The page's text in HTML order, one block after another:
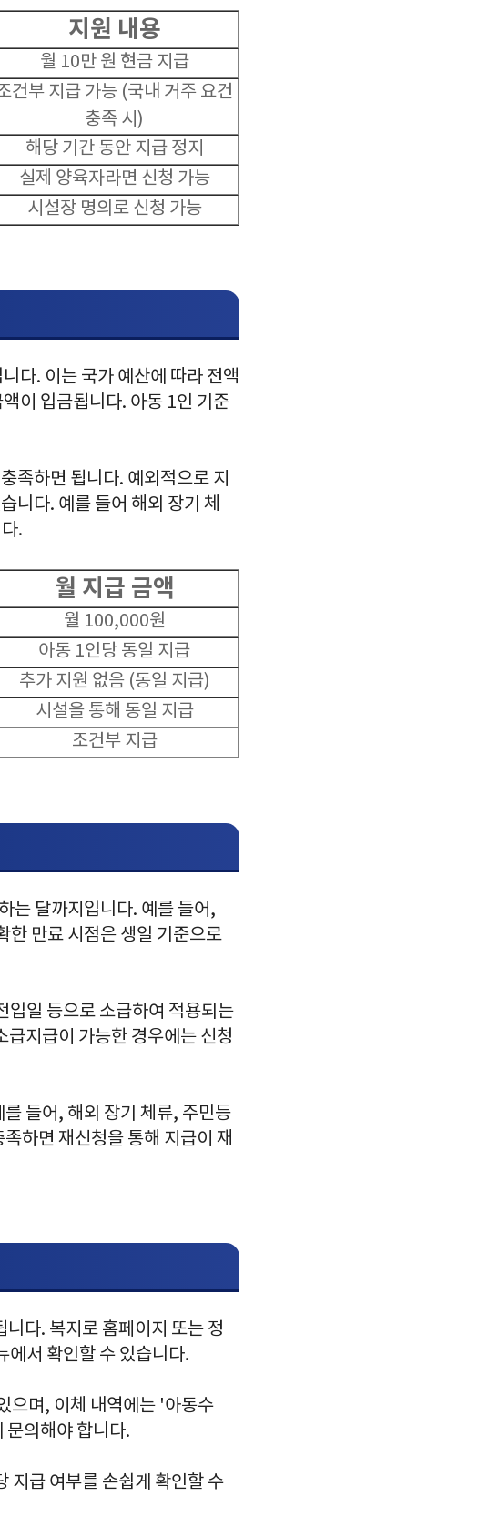
지원 내용
월 10만 원 현금 지급
건부 지급 가능 (국내 거주 요건
충족 시)
해당 기간 동안 지급 정지
실제 양육자라면 신청 가능
시설장 명의로 신청 가능
다. 이는 국가 예산에 따라 전액
이 입금됩니다. 아동 1인 기준
족하면 됩니다. 예외적으로 지
니다. 예를 들어 해외 장기 체
.
월 지급 금액
월 100,000원
아동 1인당 동일 지급
추가 지원 없음 (동일 지급)
시설을 통해 동일 지급
조건부 지급
는 달까지입니다. 예를 들어,
한 만료 시점은 생일 기준으로
입일 등으로 소급하여 적용되는
급지급이 가능한 경우에는 신청
들어, 해외 장기 체류, 주민등
하면 재신청을 통해 지급이 재
다. 복지로 홈페이지 또는 정
서 확인할 수 있습니다.
으며, 이체 내역에는 '아동수
문의해야 합니다.
지급 여부를 손쉽게 확인할 수